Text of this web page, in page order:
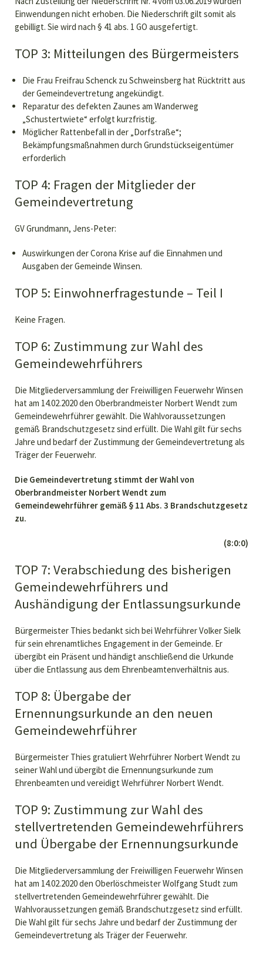
Einwendungen nicht erhoben. Die Niederschrift gilt somit als
gebilligt. Sie wird nach § 41 abs. 1 GO ausgefertigt.
TOP 3: Mitteilungen des Bürgermeisters
Die Frau Freifrau Schenck zu Schweinsberg hat Rücktritt aus
der Gemeindevertretung angekündigt.
Reparatur des defekten Zaunes am Wanderweg
„Schustertwiete“ erfolgt kurzfristig.
Möglicher Rattenbefall in der „Dorfstraße“;
Bekämpfungsmaßnahmen durch Grundstückseigentümer
erforderlich
TOP 4: Fragen der Mitglieder der
Gemeindevertretung
GV Grundmann, Jens-Peter:
Auswirkungen der Corona Krise auf die Einnahmen und
Ausgaben der Gemeinde Winsen.
TOP 5: Einwohnerfragestunde – Teil I
Keine Fragen.
TOP 6: Zustimmung zur Wahl des
Gemeindewehrführers
Die Mitgliederversammlung der Freiwilligen Feuerwehr Winsen
hat am 14.02.2020 den Oberbrandmeister Norbert Wendt zum
Gemeindewehrführer gewählt. Die Wahlvoraussetzungen
gemäß Brandschutzgesetz sind erfüllt. Die Wahl gilt für sechs
Jahre und bedarf der Zustimmung der Gemeindevertretung als
Träger der Feuerwehr.
Die Gemeindevertretung stimmt der Wahl von
Oberbrandmeister Norbert Wendt zum
Gemeindewehrführer gemäß § 11 Abs. 3 Brandschutzgesetz
zu.
(8:0:0)
TOP 7: Verabschiedung des bisherigen
Gemeindewehrführers und
Aushändigung der Entlassungsurkunde
Bürgermeister Thies bedankt sich bei Wehrführer Volker Sielk
für sein ehrenamtliches Engagement in der Gemeinde. Er
übergibt ein Präsent und händigt anschließend die Urkunde
über die Entlassung aus dem Ehrenbeamtenverhältnis aus.
TOP 8: Übergabe der
Ernennungsurkunde an den neuen
Gemeindewehrführer
Bürgermeister Thies gratuliert Wehrführer Norbert Wendt zu
seiner Wahl und übergibt die Ernennungsurkunde zum
Ehrenbeamten und vereidigt Wehrführer Norbert Wendt.
TOP 9: Zustimmung zur Wahl des
stellvertretenden Gemeindewehrführers
und Übergabe der Ernennungsurkunde
Die Mitgliederversammlung der Freiwilligen Feuerwehr Winsen
hat am 14.02.2020 den Oberlöschmeister Wolfgang Studt zum
stellvertretenden Gemeindewehrführer gewählt. Die
Wahlvoraussetzungen gemäß Brandschutzgesetz sind erfüllt.
Die Wahl gilt für sechs Jahre und bedarf der Zustimmung der
Gemeindevertretung als Träger der Feuerwehr.